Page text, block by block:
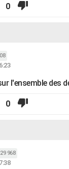
0
l'ensemble des
0
29 968